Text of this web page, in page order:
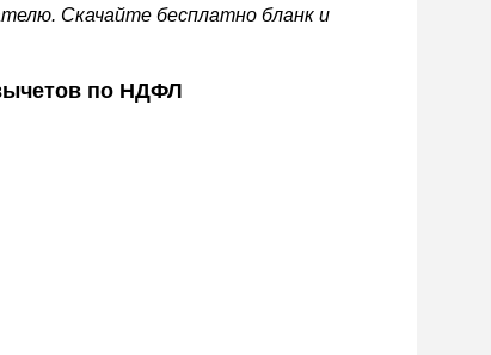
Скачайте бесплатно бланк и
по НДФЛ